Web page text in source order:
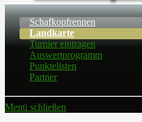
Schafkopfrennen
Landkarte
Turnier eintragen
Auswertprogramm
Punktelisten
Partner
Menü schließen